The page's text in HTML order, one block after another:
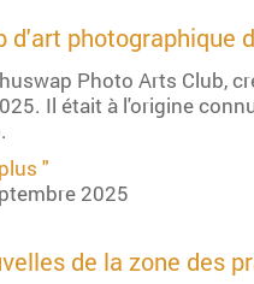
d'art photographique
Photo Arts Club,
Il était à l'origine
"
2025
de la zone des